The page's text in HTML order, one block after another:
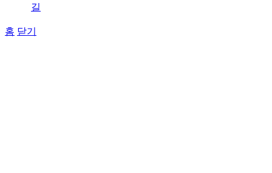
길
홈 닫기